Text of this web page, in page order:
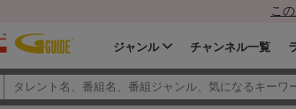
こ
ジャンル チャンネル一覧